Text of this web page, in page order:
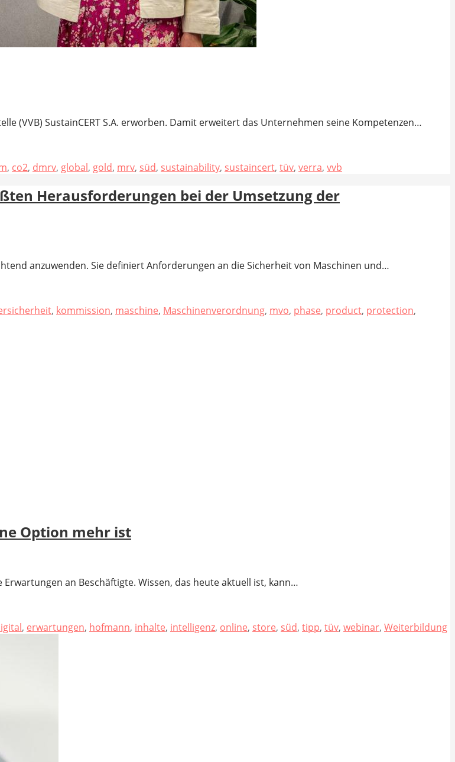
(VVB) SustainCERT S.A. erworben. Damit erweitert das Unternehmen seine Kompetenzen…
, co2, dmrv, global, gold, mrv, süd, sustainability, sustaincert, tüv, verra, vvb
Herausforderungen bei der Umsetzung der
anzuwenden. Sie definiert Anforderungen an die Sicherheit von Maschinen und…
, kommission, maschine, Maschinenverordnung, mvo, phase, product, protection,
Option mehr ist
an Beschäftigte. Wissen, das heute aktuell ist, kann…
, erwartungen, hofmann, inhalte, intelligenz, online, store, süd, tipp, tüv, webinar, Weiterbildung